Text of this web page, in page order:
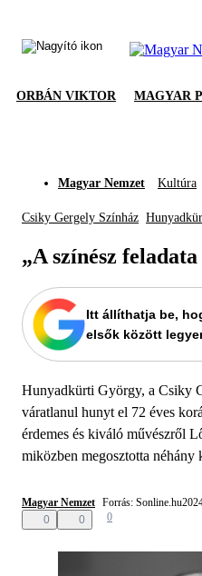
ORBÁN VIKTOR MAGYAR
Magyar Nemzet Kultúra
Csiky Gergely Színház
„A színész
Itt állíthatja be,
elsők között
Hunyadkürti György, a Csiky
váratlanul hunyt el 72 éves
érdemes és kiváló művészről
miközben megosztotta néhány
Magyar Nemzet Forrás: Sonline.hu
0
0 0